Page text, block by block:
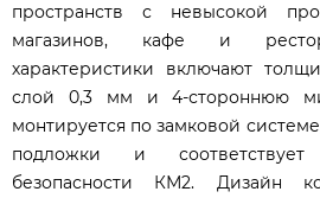
пространств с невысокой
магазинов, кафе и
характеристики включают
слой 0,3 мм и 4-стороннюю
монтируется по замковой
подложки и
безопасности КМ2. Дизайн